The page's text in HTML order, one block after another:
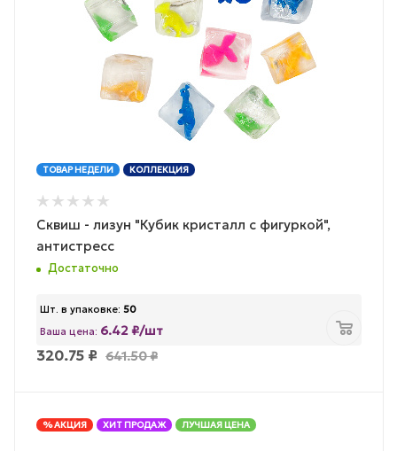
ТОВАР НЕДЕЛИ КОЛЛЕКЦИЯ
Сквиш - лизун "Кубик кристалл с фигуркой",
антистресс
Достаточно
Шт. в упаковке: 50
Ваша цена: 6.42 ₽/шт
320.75 ₽ 641.50₽
% АКЦИЯ ХИТ ПРОДАЖ ЛУЧШАЯ ЦЕНА